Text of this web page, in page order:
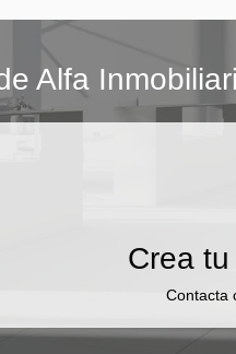
Alfa
Crea
Contacta